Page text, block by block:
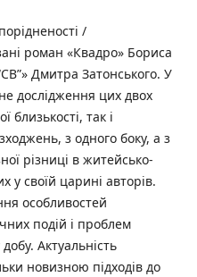
/
роман «Квадро» Бориса
Дмитра Затонського. У
дослідження цих двох
близькості, так і
з одного боку, а з
різниці в житейсько-
у своїй царині авторів.
особливостей
подій і проблем
Актуальність
новизною підходів до